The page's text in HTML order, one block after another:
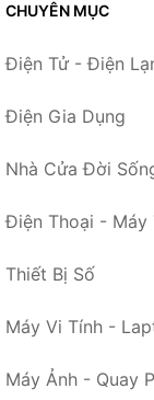
CHUYÊN MỤC
Điện Tử - Điện
Điện Gia Dụng
Nhà Cửa Đời
Điện Thoại - Máy
Thiết Bị Số
Máy Vi Tính -
Máy Ảnh - Quay